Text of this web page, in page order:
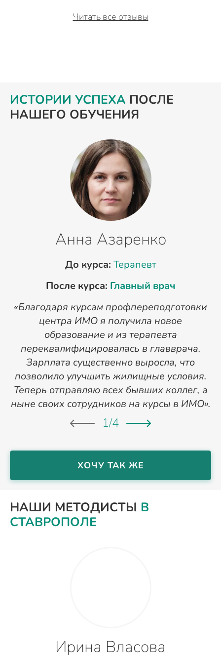
Читать все отзывы
ИСТОРИИ УСПЕХА ПОСЛЕ
НАШЕГО ОБУЧЕНИЯ
Анна Азаренко
До курса: Терапевт
После курса: Главный врач
«Благодаря курсам профпереподготовки
центра ИМО я получила новое
образование и из терапевта
переквалифицировалась в главврача.
Зарплата существенно выросла, что
позволило улучшить жилищные условия.
Теперь отправляю всех бывших коллег, а
ныне своих сотрудников на курсы в ИМО».
1/4
ХОЧУ ТАК ЖЕ
НАШИ МЕТОДИСТЫ В
СТАВРОПОЛЕ
Ирина Власова